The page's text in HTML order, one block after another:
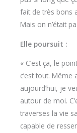
fait de très bons
Mais on n’était
Elle poursuit :
« C’est ça, le
c’est tout. Même
aujourd’hui, je
autour de moi.
traverses la vie
capable de